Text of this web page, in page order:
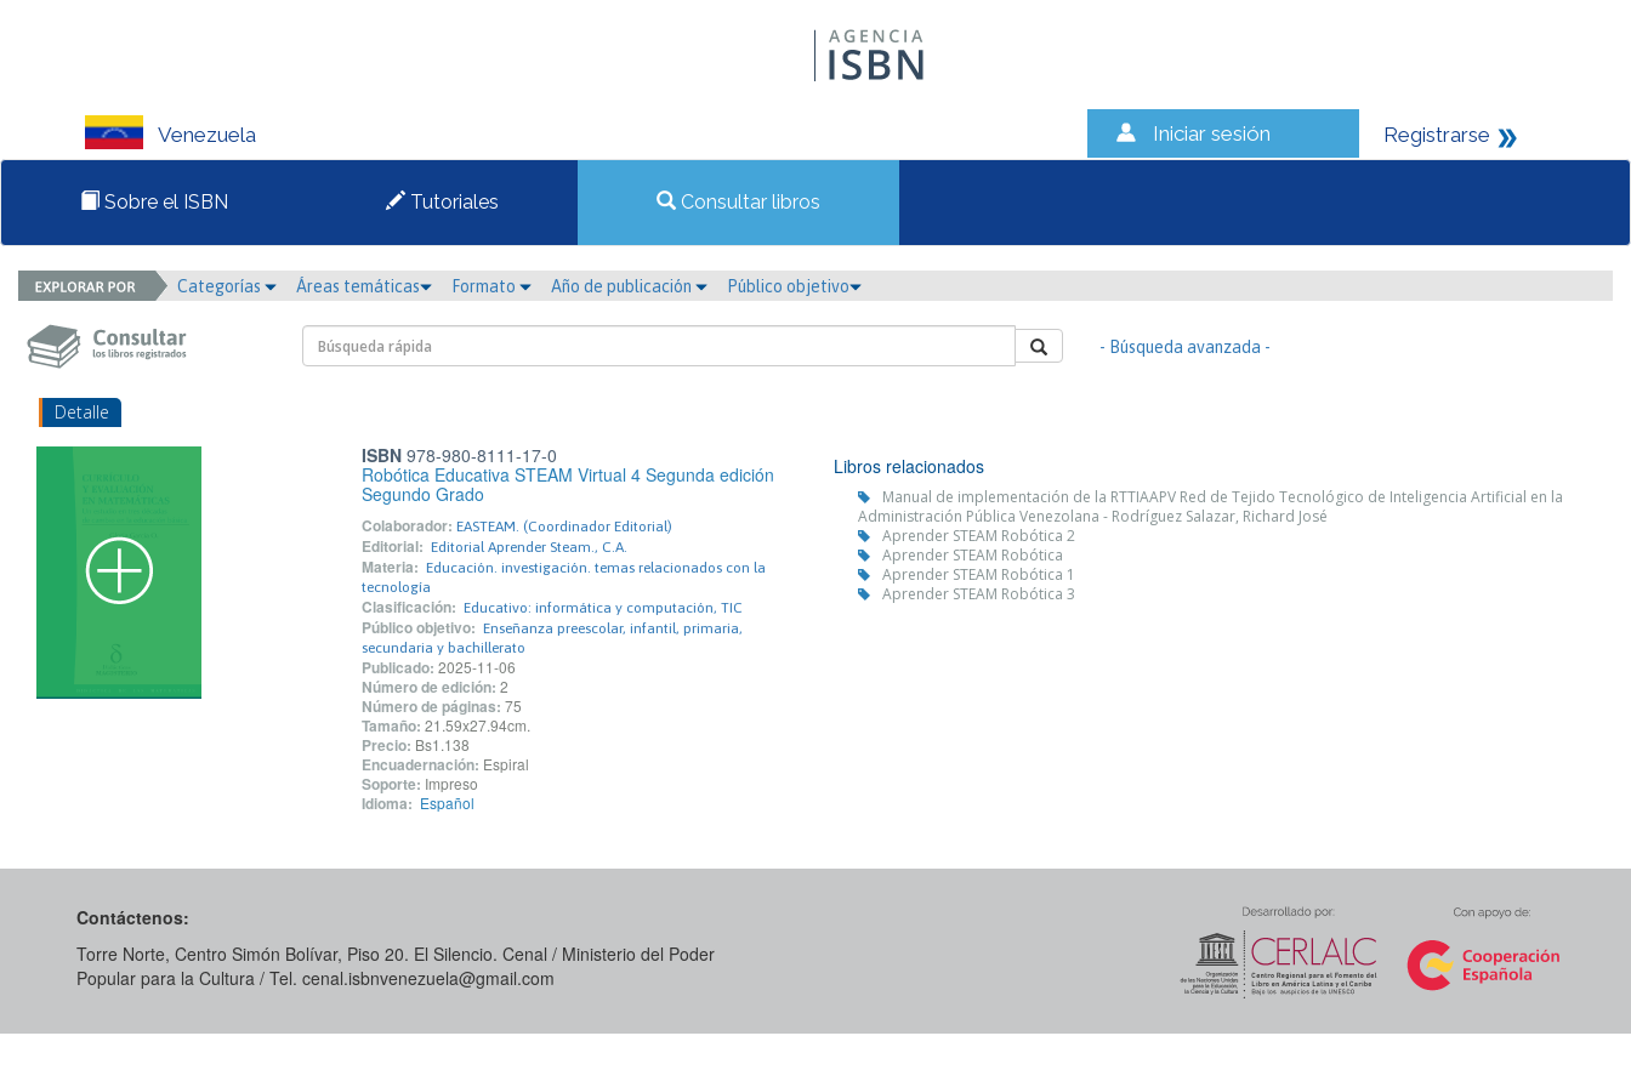
Venezuela Iniciar sesión Registrarse
Sobre el ISBN Tutoriales Consultar libros
Categorías Áreas temáticas Formato Año de publicación Público objetivo
- Búsqueda avanzada -
Detalle
ISBN978-980-8111-17-0
Robótica Educativa STEAM Virtual 4 Segunda edición
Segundo Grado
Colaborador: EASTEAM. (Coordinador Editorial)
Editorial: Editorial Aprender Steam., C.A.
Materia: Educación. investigación. temas relacionados con la
tecnología
Clasificación: Educativo: informática y computación, TIC
Público objetivo: Enseñanza preescolar, infantil, primaria,
secundaria y bachillerato
Publicado: 2025-11-06
Número de edición: 2
Número de páginas: 75
Tamaño: 21.59x27.94cm.
Precio: Bs1.138
Encuadernación: Espiral
Soporte: Impreso
Idioma: Español
Libros relacionados
Manual de implementación de la RTTIAAPV Red de Tejido Tecnológico de Inteligencia Artificial en la
Administración Pública Venezolana - Rodríguez Salazar, Richard José
Aprender STEAM Robótica 2
Aprender STEAM Robótica
Aprender STEAM Robótica 1
Aprender STEAM Robótica 3
Contáctenos:
Torre Norte, Centro Simón Bolívar, Piso 20. El Silencio. Cenal / Ministerio del Poder
Popular para la Cultura / Tel. cenal.isbnvenezuela@gmail.com